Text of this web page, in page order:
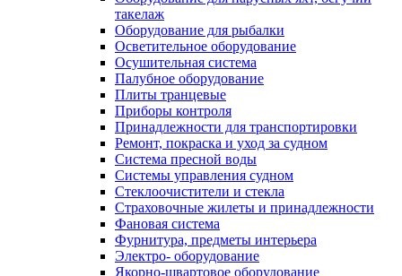
такелаж
Оборудование для рыбалки
Осветительное оборудование
Осушительная система
Палубное оборудование
Плиты транцевые
Приборы контроля
Принадлежности для транспортировки
Ремонт, покраска и уход за судном
Система пресной воды
Системы управления судном
Стеклоочистители и стекла
Страховочные жилеты и принадлежности
Фановая система
Фурнитура, предметы интерьера
Электро- оборудование
Якорно-швартовое оборудование